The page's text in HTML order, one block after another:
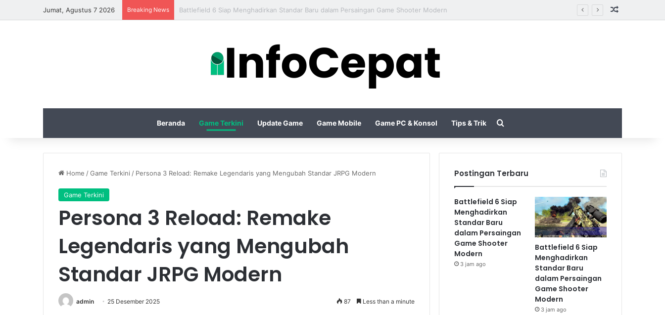
Jumat, Agustus 7 2026 Breaking News Battlefield 6 Siap Menghadirkan Standar Baru dalam Persaingan Game Shooter Modern
Beranda Game Terkini Update Game Game Mobile Game PC & Konsol Tips & Trik
Home /Game Terkini / Persona 3 Reload: Remake Legendaris yang Mengubah Standar JRPG Modern
Game Terkini
Persona 3 Reload: Remake
Legendaris yang Mengubah
Standar JRPG Modern
admin 25 Desember 2025 87 Less than a minute
Postingan Terbaru
Battlefield 6 Siap
Menghadirkan
Standar Baru
dalam Persaingan
Game Shooter
Modern
3 jam ago
Battlefield 6 Siap
Menghadirkan
Standar Baru
dalam Persaingan
Game Shooter
Modern
3 jam ago